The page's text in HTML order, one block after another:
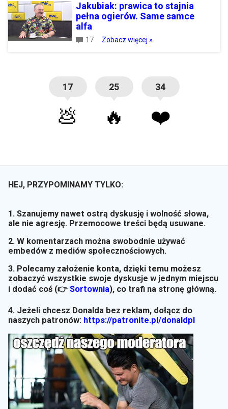
Jakubiak: prawica to stajnia
pełna ogierów. Same samce
alfa
17 Zobacz więcej »
17
💩
25
🔥
34
❤️
HEJ, PRZYPOMINAMY TYLKO:
1. Szanujemy nawet ostrą dyskusję i wolność słowa,
ale nie agresję. Przemocowe treści będą usuwane.
2. W komentarzach można swobodnie używać
embedów z mediów społecznościowych.
3. Polecamy założenie konta, dzięki temu możesz
zobaczyć wszystkie swoje dyskusje w jednym miejscu
i dodać coś (👉 Sortownia), co trafi na stronę główną.
4. Jeżeli chcesz Donalda bez reklam, dołącz do
naszych patronów: https://patronite.pl/donaldpl